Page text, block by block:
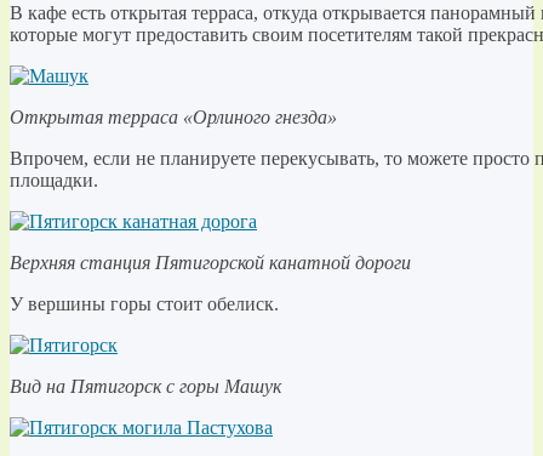
В кафе есть открытая терраса, откуда открывается
которые могут предоставить своим посетителям такой
Открытая терраса «Орлиного гнезда»
Впрочем, если не планируете перекусывать, то можете
площадки.
Верхняя станция Пятигорской канатной дороги
У вершины горы стоит обелиск.
Вид на Пятигорск с горы Машук